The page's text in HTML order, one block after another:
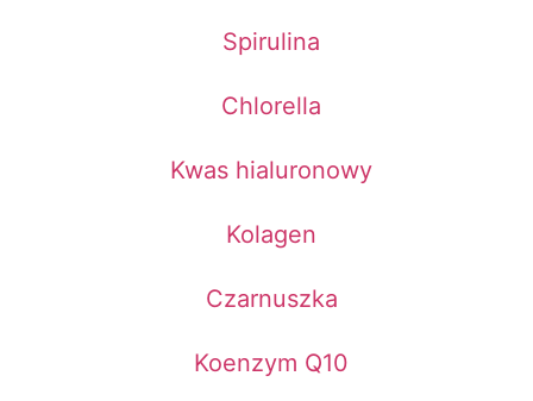
Spirulina
Chlorella
Kwas hialuronowy
Kolagen
Czarnuszka
Koenzym Q10